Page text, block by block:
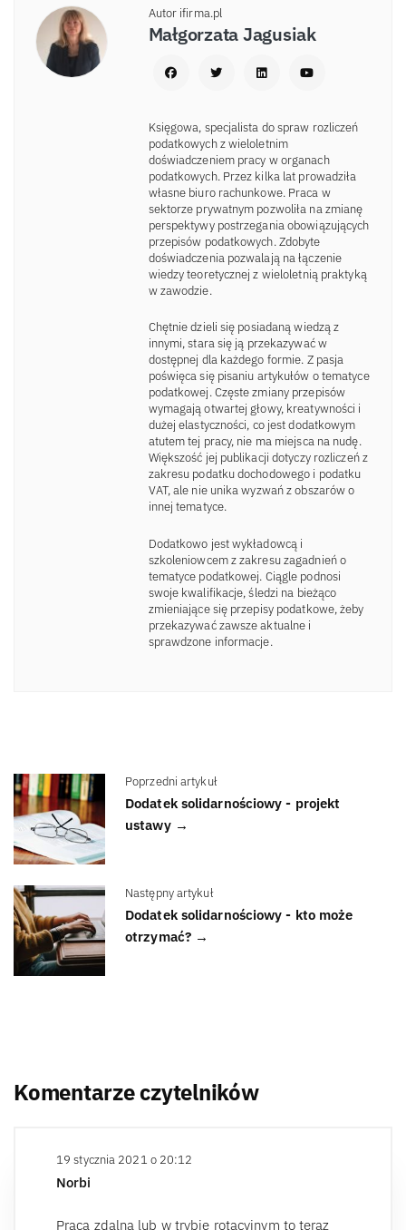
Autor ifirma.pl
Małgorzata Jagusiak
Księgowa, specjalista do spraw rozliczeń
podatkowych z wieloletnim
doświadczeniem pracy w organach
podatkowych. Przez kilka lat prowadziła
własne biuro rachunkowe. Praca w
sektorze prywatnym pozwoliła na zmianę
perspektywy postrzegania obowiązujących
przepisów podatkowych. Zdobyte
doświadczenia pozwalają na łączenie
wiedzy teoretycznej z wieloletnią praktyką
w zawodzie.
Chętnie dzieli się posiadaną wiedzą z
innymi, stara się ją przekazywać w
dostępnej dla każdego formie. Z pasja
poświęca się pisaniu artykułów o tematyce
podatkowej. Częste zmiany przepisów
wymagają otwartej głowy, kreatywności i
dużej elastyczności, co jest dodatkowym
atutem tej pracy, nie ma miejsca na nudę.
Większość jej publikacji dotyczy rozliczeń z
zakresu podatku dochodowego i podatku
VAT, ale nie unika wyzwań z obszarów o
innej tematyce.
Dodatkowo jest wykładowcą i
szkoleniowcem z zakresu zagadnień o
tematyce podatkowej. Ciągle podnosi
swoje kwalifikacje, śledzi na bieżąco
zmieniające się przepisy podatkowe, żeby
przekazywać zawsze aktualne i
sprawdzone informacje.
Poprzedni artykuł
Dodatek solidarnościowy - projekt
ustawy →
Następny artykuł
Dodatek solidarnościowy - kto może
otrzymać? →
Komentarze czytelników
19 stycznia 2021 o 20:12
Norbi
Praca zdalna lub w trybie rotacyjnym to teraz